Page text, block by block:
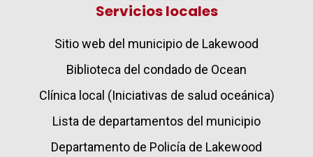
Servicios locales
Sitio web del municipio de Lakewood
Biblioteca del condado de Ocean
Clínica local (Iniciativas de salud oceánica)
Lista de departamentos del municipio
Departamento de Policía de Lakewood